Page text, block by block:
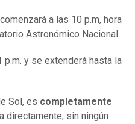
a las 10 p.m, hora
Astronómico Nacional.
p.m. y se extenderá hasta la
Sol, es completamente
directamente, sin ningún